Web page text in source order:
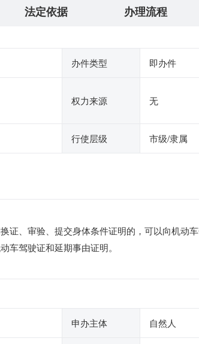
法定依据 办理流程
办件类型 即办件
权力来源 无
行使层级 市级/隶属
证、审验、提交身体条件证明的，可以向机动
车驾驶证和延期事由证明。
申办主体 自然人